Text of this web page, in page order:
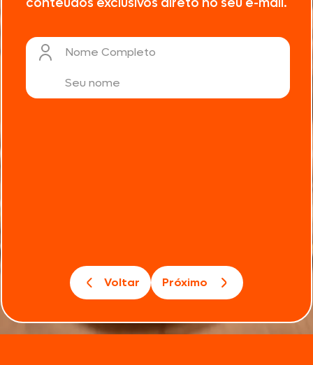
Nome Completo
Voltar Próximo